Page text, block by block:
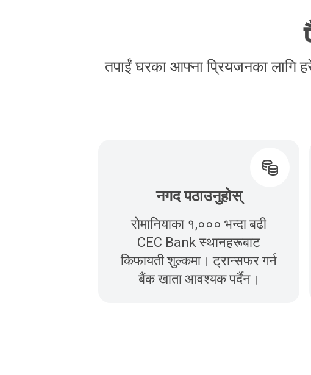
तपाईं घरका आफ्ना प्रियजनका लागि
नगद पठाउनुहोस्
रोमानियाका १,००० भन्दा बढी
CEC Bank स्थानहरूबाट
किफायती शुल्कमा। ट्रान्सफर गर्न
बैंक खाता आवश्यक पर्दैन।